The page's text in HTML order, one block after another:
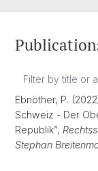
Ebnöther, P.
Schweiz - Der
Republik”,
Stephan